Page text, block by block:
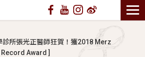
所張光正醫師狂賀！獲2018 Merz
Award ]